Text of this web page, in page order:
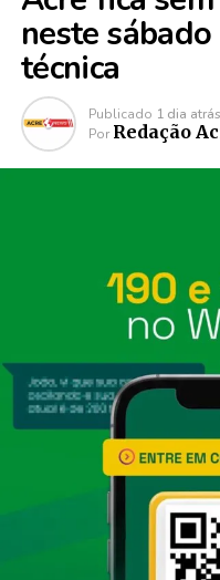
neste
técnica
Publicado 1 dia atrás
Por Redação